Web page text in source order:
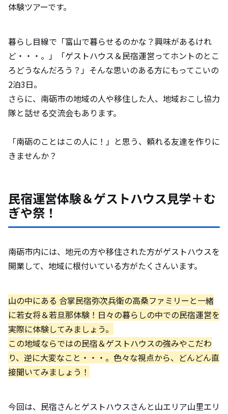
体験ツアーです。
暮らし目線で「富山で暮らせるのかな？興味があるけれ
ど・・・。」「ゲストハウス＆民宿運営ってホントのとこ
ろどうなんだろう？」そんな思いのある方にもってこいの
2泊3日。
さらに、南砺市の地域の人や移住した人、地域おこし協力
隊と話せる交流会もあります。
「南砺のことはこの人に！」と思う、頼れる友達を作りに
きませんか？
民宿運営体験＆ゲストハウス見学＋む
ぎや祭！
南砺市内には、地元の方や移住された方がゲストハウスを
開業して、地域に根付いている方がたくさんいます。
山の中にある 合掌民宿弥次兵衛の高桑ファミリーと一緒
に若女将＆若旦那体験！日々の暮らしの中での民宿運営を
実際に体験してみましょう。
この地域ならではの民宿＆ゲストハウスの強みやこだわ
り、逆に大変なこと・・・。色々な視点から、どんどん直
接聞いてみましょう！
今回は、民宿さんとゲストハウスさんと山エリア山里エリ